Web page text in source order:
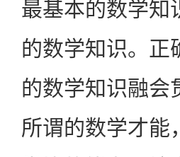
最基本的数学知
的数学知识。正
的数学知识融会
所谓的数学才能